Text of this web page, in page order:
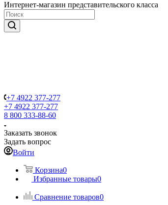
Интернет-магазин представительского класса
+7 4922 377-277
+7 4922 377-277
8 800 333-88-60
Заказать звонок
Задать вопрос
Войти
Корзина0
Избранные товары0
Сравнение товаров0